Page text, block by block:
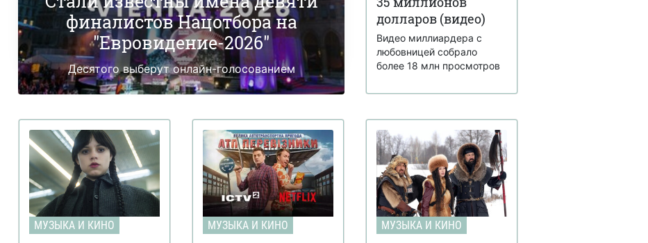
финалистов Нацотбора на
"Евровидение-2026"
Десятого выберут онлайн-голосованием
долларов (видео)
Видео миллиардера с
любовницей собрало
более 18 млн просмотров
МУЗЫКА И КИНО МУЗЫКА И КИНО МУЗЫКА И КИНО